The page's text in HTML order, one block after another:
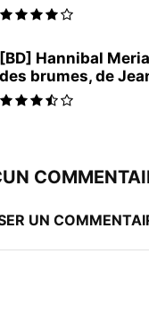
[BD] Hannibal
des brumes, de
UN